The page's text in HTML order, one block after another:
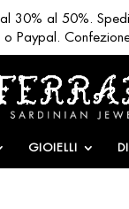
GIOIELLI
30% al 50%.
o Paypal.